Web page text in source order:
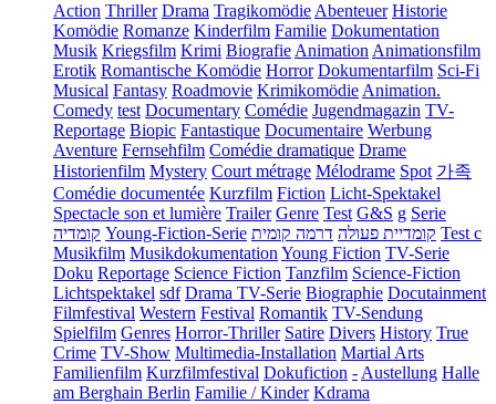
Action Thriller Drama TragikomödieAbenteuer Historie
Komödie Romanze Kinderfilm Familie Dokumentation
Musik Kriegsfilm Krimi BiografieAnimationAnimationsfilm
Erotik Romantische Komödie Horror Dokumentarfilm Sci-Fi
Musical Fantasy Roadmovie KrimikomödieAnimation.
Comedy test Documentary Comédie Jugendmagazin TV-
Reportage Biopic Fantastique Documentaire Werbung
Aventure Fernsehfilm Comédie dramatique Drame
Historienfilm Mystery Court métrage Mélodrame Spot 가족
Comédie documentée Kurzfilm Fiction Licht-Spektakel
Spectacle son et lumière Trailer Genre Test G&S g Serie
קומדיה Young-Fiction-Serie קומדיית פעולה דרמה קומית
Test c
Musikfilm MusikdokumentationYoung Fiction TV-Serie
Doku Reportage Science Fiction Tanzfilm Science-Fiction
Lichtspektakel sdf Drama TV-Serie Biographie Docutainment
Filmfestival Western Festival Romantik TV-Sendung
Spielfilm Genres Horror-Thriller Satire Divers History True
Crime TV-Show Multimedia-Installation Martial Arts
Familienfilm Kurzfilmfestival Dokufiction -Austellung Halle
am Berghain Berlin Familie / Kinder Kdrama